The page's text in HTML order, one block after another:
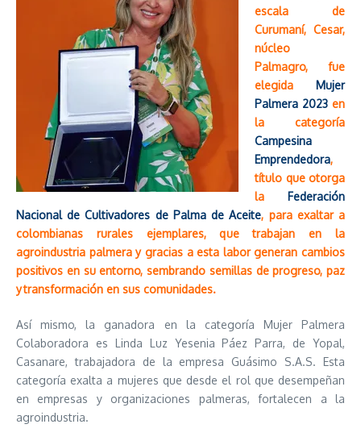
escala de
Curumaní, Cesar,
núcleo
Palmagro, fue
elegida Mujer
Palmera 2023 en
la categoría
Campesina
Emprendedora,
título que otorga
la Federación
Nacional de Cultivadores de Palma de Aceite, para exaltar a
colombianas rurales ejemplares, que trabajan en la
agroindustria palmera y gracias a esta labor generan cambios
positivos en su entorno, sembrando semillas de progreso, paz
y transformación en sus comunidades.
Así mismo, la ganadora en la categoría Mujer Palmera
Colaboradora es Linda Luz Yesenia Páez Parra, de Yopal,
Casanare, trabajadora de la empresa Guásimo S.A.S. Esta
categoría exalta a mujeres que desde el rol que desempeñan
en empresas y organizaciones palmeras, fortalecen a la
agroindustria.